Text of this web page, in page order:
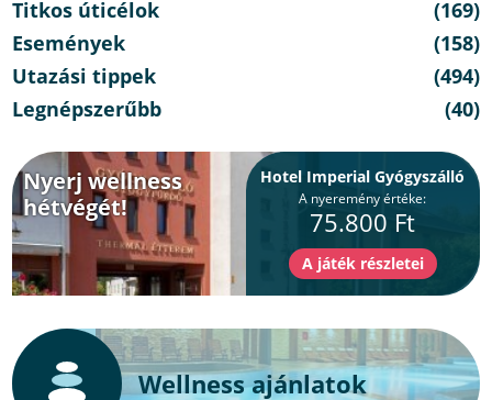
Titkos úticélok
(169)
Események
(158)
Utazási tippek
(494)
Legnépszerűbb
(40)
Nyerj wellness
hétvégét!
Hotel Imperial Gyógyszálló
A nyeremény értéke:
75.800 Ft
Wellness ajánlatok